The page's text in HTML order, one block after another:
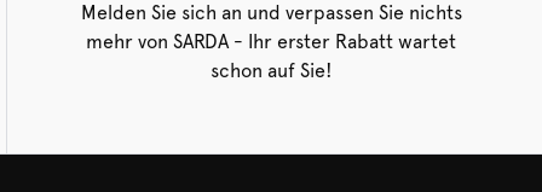
Melden Sie sich an und verpassen Sie nichts
mehr von SARDA - Ihr erster Rabatt wartet
schon auf Sie!